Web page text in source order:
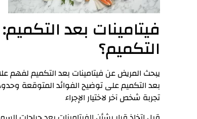
فيتامينات بعد
التكميم؟
يبحث المريض عن فيتامينات بعد التكميم لفهم
بعد التكميم على توضيح الفوائد المتوقعة
تجربة شخص آخر لاختيار الإجراء